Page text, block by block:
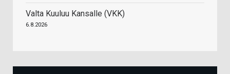
Valta Kuuluu Kansalle (VKK)
6.8.2026